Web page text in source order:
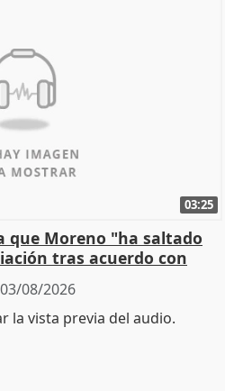
03:25
que Moreno "ha saltado
tras acuerdo con
03/08/2026